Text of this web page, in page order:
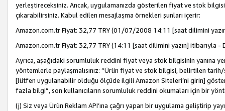
yerleştireceksiniz. Ancak, uygulamanızda gösterilen fiyat ve stok
çıkarabilirsiniz. Kabul edilen mesajlaşma örnekleri şunları içerir:
Amazon.com.tr Fiyat: 32,77 TRY (01/07/2008 14:11 [saat dilimini
Amazon.com.tr Fiyat: 32,77 TRY (14:11 [saat dilimini yazın] itibarıyla -
Ayrıca, aşağıdaki sorumluluk reddini fiyat veya stok bilgisinin yanına
yöntemlerle paylaşmalısınız: “Ürün fiyat ve stok bilgisi, belirtilen
[lütfen uygulanabilir olduğu ölçüde ilgili Amazon Siteleri’ni girin]
fazla bilgi”, son kullanıcıların sorumluluk reddini okumaları için bir
(j) Siz veya Ürün Reklam API’ına çağrı yapan bir uygulama geliştirip